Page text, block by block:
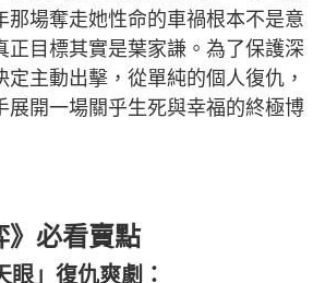
那場奪走她性命的車禍根本不是意
正目標其實是葉家謙。為了保護深
定主動出擊，從單純的個人復仇，
展開一場關乎生死與幸福的終極博
》必看賣點
眼」復仇爽劇：